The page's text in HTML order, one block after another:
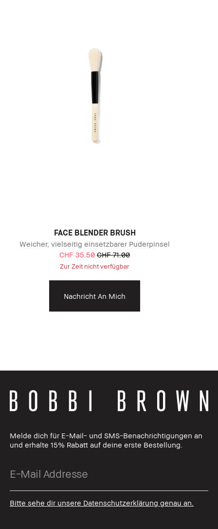
FACE BLENDER BRUSH
Weicher, vielseitig einsetzbarer Puderpinsel
CHF 35.50 CHF 71.00
Zur Zeit nicht verfügbar
Nachricht An Mich
Melde dich für E-Mail- und SMS-Benachrichtigungen an
und erhalte 15% Rabatt auf deine erste Bestellung.
Bitte sehe dir unsere Datenschutzerklärung genau an.